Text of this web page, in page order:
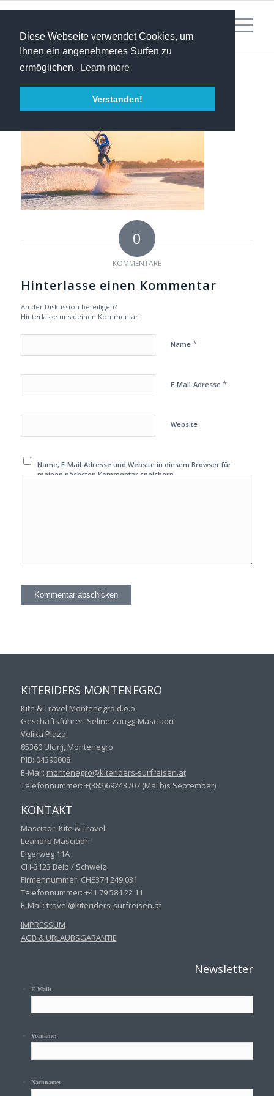
Diese Webseite verwendet Cookies, um
Ihnen ein angenehmeres Surfen zu
ermöglichen.
Learn more
Verstanden!
0
KOMMENTARE
Hinterlasse einen Kommentar
An der Diskussion beteiligen?
Hinterlasse uns deinen Kommentar!
Name *
E-Mail-Adresse *
Website
Name, E-Mail-Adresse und Website in diesem Browser für
meinen nächsten Kommentar speichern.
KITERIDERS MONTENEGRO
Kite & Travel Montenegro d.o.o
Geschäftsführer: Seline Zaugg-Masciadri
Velika Plaza
85360 Ulcinj, Montenegro
PIB: 04390008
E-Mail: montenegro@kiteriders-surfreisen.at
Telefonnummer: +(382)69243707 (Mai bis September)
KONTAKT
Masciadri Kite & Travel
Leandro Masciadri
Eigerweg 11A
CH-3123 Belp / Schweiz
Firmennummer: CHE374.249.031
Telefonnummer: +41 79 584 22 11
E-Mail: travel@kiteriders-surfreisen.at
IMPRESSUM
AGB & URLAUBSGARANTIE
Newsletter
E-Mail:
Vorname:
Nachname: